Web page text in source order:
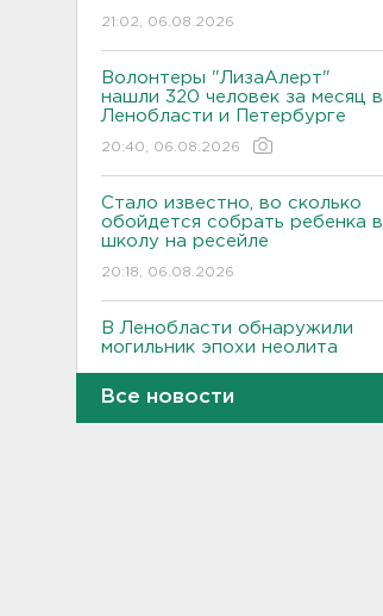
21:02, 06.08.2026
Волонтеры "ЛизаАлерт"
нашли 320 человек за месяц в
Ленобласти и Петербурге
20:40, 06.08.2026
Стало известно, во сколько
обойдется собрать ребенка в
школу на ресейле
20:18, 06.08.2026
В Ленобласти обнаружили
могильник эпохи неолита
Все новости